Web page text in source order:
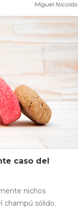
Miguel Nicolás
caso del
nichos
champú sólido.